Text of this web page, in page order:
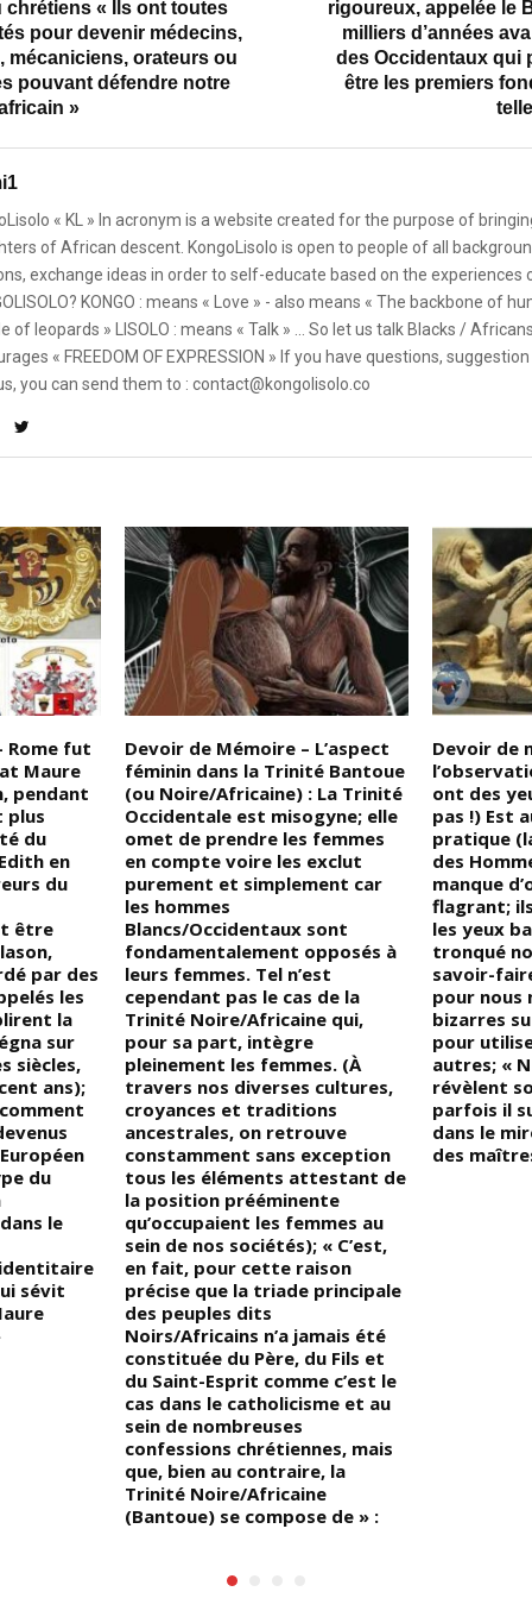
chrétiens « Ils ont toutes
pour devenir médecins,
mécaniciens, orateurs ou
pouvant défendre notre
»
rigoureux, appelée le
milliers d’années
des Occidentaux qui
être les premiers
« KL » In acronym is a website created for the purpose of
of African descent. KongoLisolo is open to people of all
exchange ideas in order to self-educate based on the experiences
KONGO : means « Love » - also means « The backbone of
of leopards » LISOLO : means « Talk » ... So let us talk Blacks /
« FREEDOM OF EXPRESSION » If you have questions,
you can send them to : contact@kongolisolo.co
Rome fut
Maure
pendant
plus
du
en
du
être
par des
les
la
sur
siècles,
ans);
du
le
sévit
Devoir de Mémoire – L’aspect
féminin dans la Trinité Bantoue
(ou Noire/Africaine) : La Trinité
Occidentale est misogyne; elle
omet de prendre les femmes
en compte voire les exclut
purement et simplement car
les hommes
Blancs/Occidentaux sont
fondamentalement opposés à
leurs femmes. Tel n’est
cependant pas le cas de la
Trinité Noire/Africaine qui,
pour sa part, intègre
pleinement les femmes. (À
travers nos diverses cultures,
croyances et traditions
ancestrales, on retrouve
constamment sans exception
tous les éléments attestant de
la position prééminente
qu’occupaient les femmes au
sein de nos sociétés); « C’est,
en fait, pour cette raison
précise que la triade principale
des peuples dits
Noirs/Africains n’a jamais été
constituée du Père, du Fils et
du Saint-Esprit comme c’est le
cas dans le catholicisme et au
sein de nombreuses
confessions chrétiennes, mais
que, bien au contraire, la
Trinité Noire/Africaine
(Bantoue) se compose de » :
Devoir de
ont des
pas !) Est
pratique
des
manque
flagrant;
les yeux
tronqué
savoir-
pour nous
bizarres
pour
autres; «
révèlent
parfois il
dans le
des